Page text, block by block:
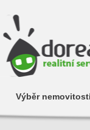
Výběr